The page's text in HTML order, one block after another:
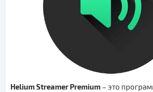
Helium Streamer Premium – это